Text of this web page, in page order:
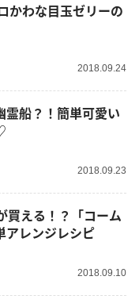
かわな目玉ゼリーの
2018.09.24
霊船？！簡単可愛い
2018.09.23
買える！？「コーム
アレンジレシピ
2018.09.10